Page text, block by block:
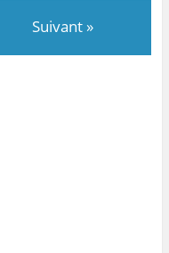
Suivant »